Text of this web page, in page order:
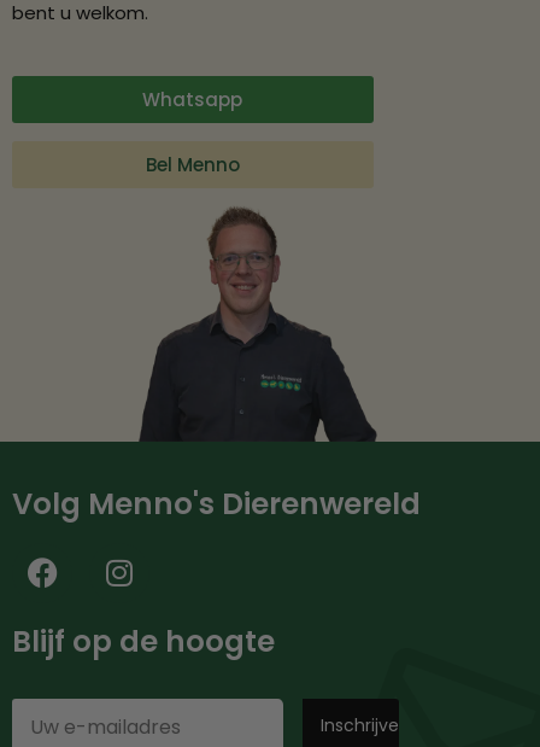
bent u welkom.
Whatsapp
Bel Menno
Volg Menno's Dierenwereld
Blijf op de hoogte